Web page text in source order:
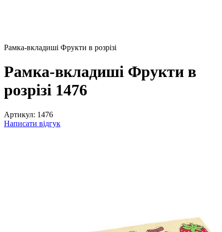
Рамка-вкладиші Фрукти в розрізі
Рамка-вкладиші Фрукти в
розрізі 1476
Артикул: 1476
Написати відгук